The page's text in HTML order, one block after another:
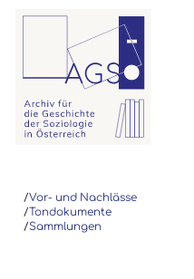
/Vor- und Nachlässe
/Tondokumente
/Sammlungen